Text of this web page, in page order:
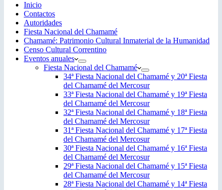
Inicio
Contactos
Autoridades
Fiesta Nacional del Chamamé
Chamamé: Patrimonio Cultural Inmaterial de la Humanidad
Censo Cultural Correntino
Eventos anuales
Fiesta Nacional del Chamamé
34ª Fiesta Nacional del Chamamé y 20ª Fiesta
del Chamamé del Mercosur
33ª Fiesta Nacional del Chamamé y 19ª Fiesta
del Chamamé del Mercosur
32ª Fiesta Nacional del Chamamé y 18ª Fiesta
del Chamamé del Mercosur
31ª Fiesta Nacional del Chamamé y 17ª Fiesta
del Chamamé del Mercosur
30ª Fiesta Nacional del Chamamé y 16ª Fiesta
del Chamamé del Mercosur
29ª Fiesta Nacional del Chamamé y 15ª Fiesta
del Chamamé del Mercosur
28ª Fiesta Nacional del Chamamé y 14ª Fiesta